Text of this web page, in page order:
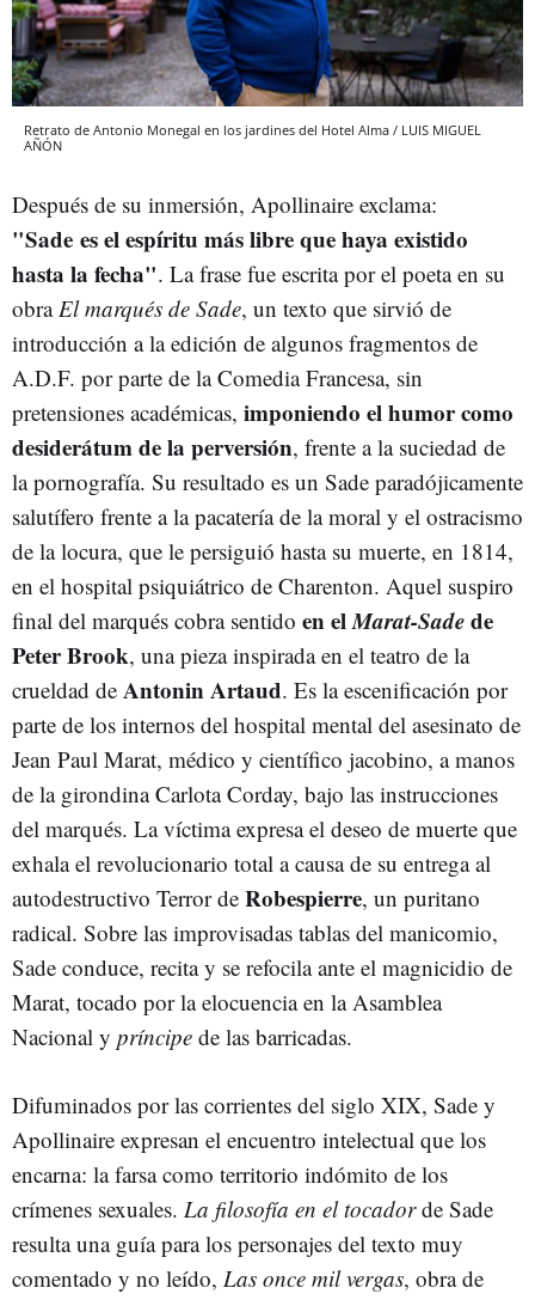
Retrato de Antonio Monegal en los jardines del Hotel Alma / LUIS MIGUEL
AÑÓN
Después de su inmersión, Apollinaire exclama:
"Sade es el espíritu más libre que haya existido
hasta la fecha". La frase fue escrita por el poeta en su
obra El marqués de Sade, un texto que sirvió de
introducción a la edición de algunos fragmentos de
A.D.F. por parte de la Comedia Francesa, sin
pretensiones académicas, imponiendo el humor como
desiderátum de la perversión, frente a la suciedad de
la pornografía. Su resultado es un Sade paradójicamente
salutífero frente a la pacatería de la moral y el ostracismo
de la locura, que le persiguió hasta su muerte, en 1814,
en el hospital psiquiátrico de Charenton. Aquel suspiro
final del marqués cobra sentido en elMarat-Sadede
Peter Brook, una pieza inspirada en el teatro de la
crueldad de Antonin Artaud. Es la escenificación por
parte de los internos del hospital mental del asesinato de
Jean Paul Marat, médico y científico jacobino, a manos
de la girondina Carlota Corday, bajo las instrucciones
del marqués. La víctima expresa el deseo de muerte que
exhala el revolucionario total a causa de su entrega al
autodestructivo Terror de Robespierre, un puritano
radical. Sobre las improvisadas tablas del manicomio,
Sade conduce, recita y se refocila ante el magnicidio de
Marat, tocado por la elocuencia en la Asamblea
Nacional y príncipe de las barricadas.
Difuminados por las corrientes del siglo XIX, Sade y
Apollinaire expresan el encuentro intelectual que los
encarna: la farsa como territorio indómito de los
crímenes sexuales. La filosofía en el tocadorde Sade
resulta una guía para los personajes del texto muy
comentado y no leído, Las once mil vergas, obra de